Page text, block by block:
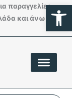
παραγγελίες
και άνω των